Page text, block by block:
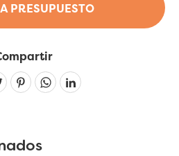
PRESUPUESTO
Linkedin